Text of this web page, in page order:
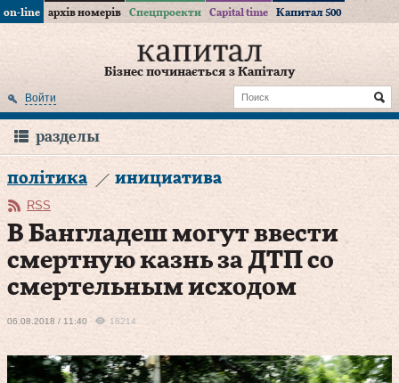
on-line архів номерів Спецпроекти Capital time Капитал 500
Бізнес починається з Капіталу
Войти
разделы
політика инициатива
RSS
В Бангладеш могут ввести
смертную казнь за ДТП со
смертельным исходом
06.08.2018 / 11:40 18214